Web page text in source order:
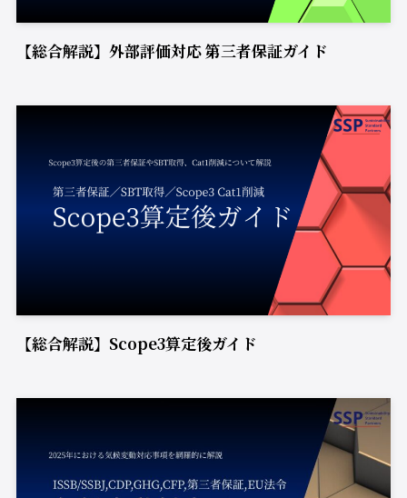
【総合解説】外部評価対応 第三者保証ガイド
【総合解説】Scope3算定後ガイド